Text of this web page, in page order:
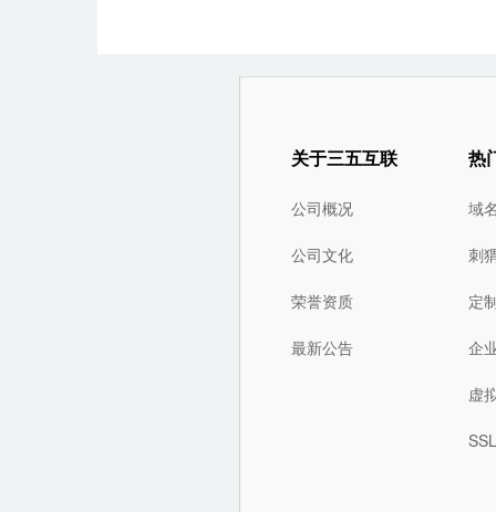
关于三五互联
公司概况
公司文化
荣誉资质
最新公告
热
域
刺
定
企
虚